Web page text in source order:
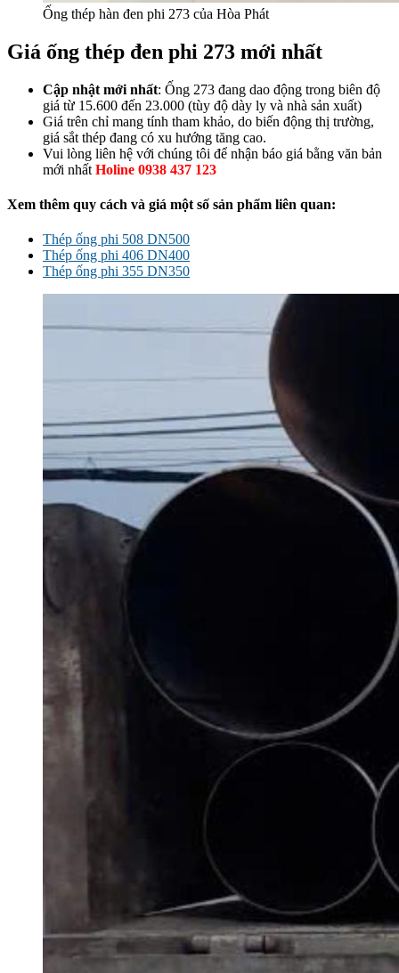
Ống thép hàn đen phi 273 của Hòa Phát
Giá ống thép đen phi 273 mới nhất
Cập nhật mới nhất: Ống 273 đang dao động trong biên độ
giá từ 15.600 đến 23.000 (tùy độ dày ly và nhà sản xuất)
Giá trên chỉ mang tính tham khảo, do biến động thị trường,
giá sắt thép đang có xu hướng tăng cao.
Vui lòng liên hệ với chúng tôi để nhận báo giá bằng văn bản
mới nhất Holine 0938 437 123
Xem thêm quy cách và giá một số sản phẩm liên quan:
Thép ống phi 508 DN500
Thép ống phi 406 DN400
Thép ống phi 355 DN350